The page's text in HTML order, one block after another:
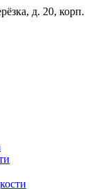
д. 20, корп.